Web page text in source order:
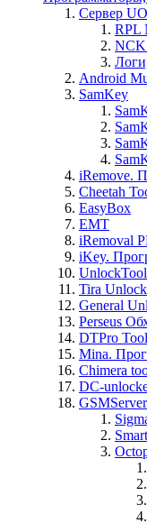
Сервер
RPL
Android
SamKey
iRemove.
Cheetah
EasyBox
EMT
iRemoval
iKey.
UnlockTool
Tira
General
Perseus
DTPro Tool
Mina.
Chimera
DC-